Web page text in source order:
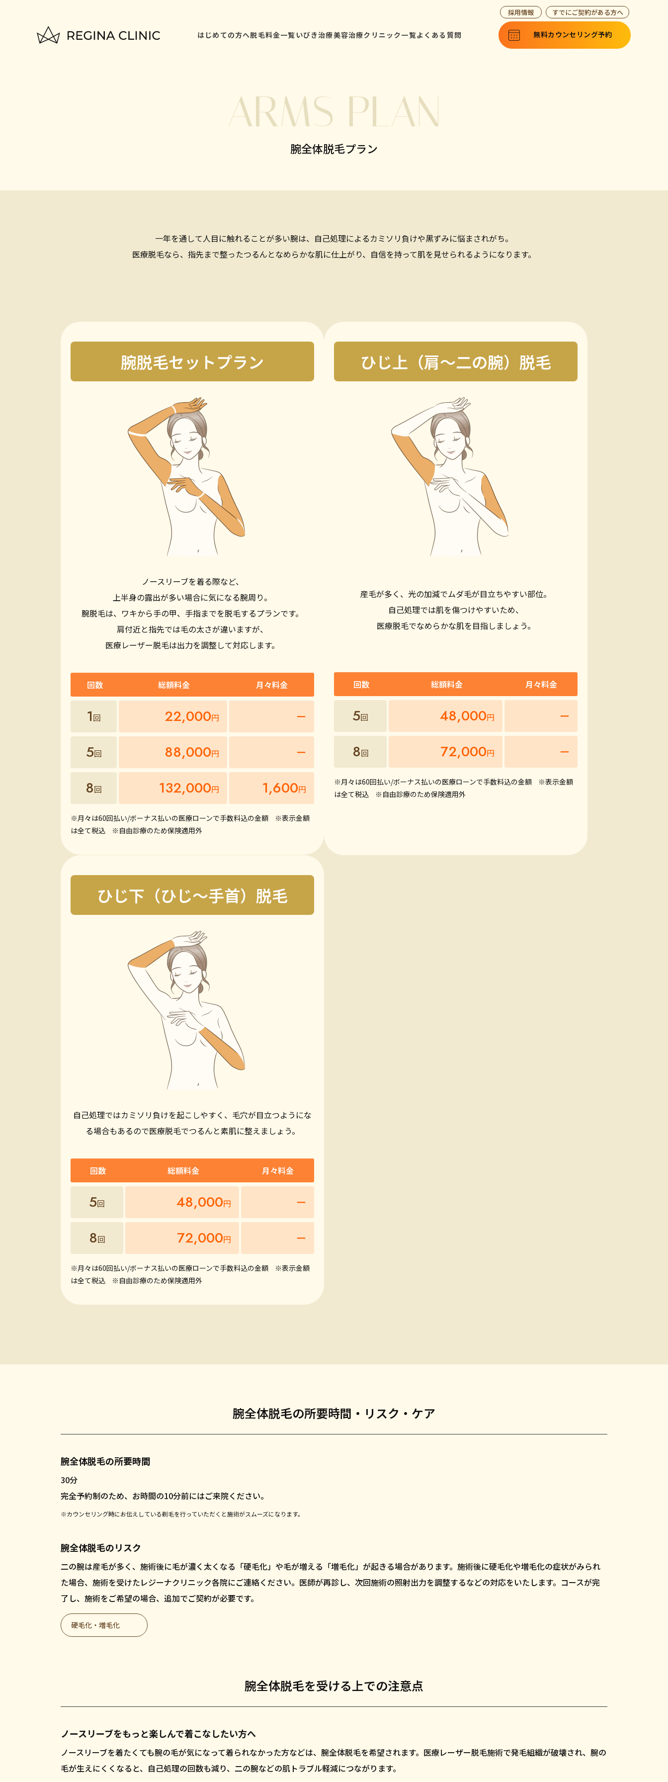
はじめての方へ脱毛料金一覧 いびき治療美容治療クリニック一覧よくある質問
採用情報 すでにご契約がある方へ
無料カウンセリング予約
NIGHTLASE
採用情報
メンズ脱毛はこちら
ARMS PLAN
腕全体脱毛プラン
一年を通して人目に触れることが多い腕は、自己処理によるカミソリ負けや黒ずみに悩まされがち。
医療脱毛なら、指先まで整ったつるんとなめらかな肌に仕上がり、自信を持って肌を見せられるようになります。
腕脱毛セットプラン
ノースリーブを着る際など、
上半身の露出が多い場合に気になる腕周り。
腕脱毛は、ワキから手の甲、手指までを脱毛するプランです。
肩付近と指先では毛の太さが違いますが、
医療レーザー脱毛は出力を調整して対応します。
回数 総額料金 月々料金
1回 22,000円 ー
5回 88,000円 ー
8回 132,000円 1,600円
※月々は60回払い/ボーナス払いの医療ローンで手数料込の金額
※表示金額
は全て税込
※自由診療のため保険適用外
ひじ上（肩〜二の腕）脱毛
産毛が多く、光の加減でムダ毛が目立ちやすい部位。
自己処理では肌を傷つけやすいため、
医療脱毛でなめらかな肌を目指しましょう。
回数 総額料金 月々料金
5回 48,000円 ー
8回 72,000円 ー
※月々は60回払い/ボーナス払いの医療ローンで手数料込の金額
※表示金額
は全て税込
※自由診療のため保険適用外
ひじ下（ひじ〜手首）脱毛
自己処理ではカミソリ負けを起こしやすく、毛穴が目立つようにな
る場合もあるので医療脱毛でつるんと素肌に整えましょう。
回数 総額料金 月々料金
5回 48,000円 ー
8回 72,000円 ー
※月々は60回払い/ボーナス払いの医療ローンで手数料込の金額
※表示金額
は全て税込
※自由診療のため保険適用外
腕全体脱毛の所要時間・リスク・ケア
腕全体脱毛の所要時間
30分
完全予約制のため、お時間の10分前にはご来院ください。
※カウンセリング時にお伝えしている剃毛を行っていただくと施術がスムーズになります。
腕全体脱毛のリスク
二の腕は産毛が多く、施術後に毛が濃く太くなる「硬毛化」や毛が増える「増毛化」が起きる場合があります。施術後に硬毛化や増毛化の症状がみられ
た場合、施術を受けたレジーナクリニック各院にご連絡ください。医師が再診し、次回施術の照射出力を調整するなどの対応をいたします。コースが完
了し、施術をご希望の場合、追加でご契約が必要です。
硬毛化・増毛化
腕全体脱毛を受ける上での注意点
ノースリーブをもっと楽しんで着こなしたい方へ
ノースリーブを着たくても腕の毛が気になって着られなかった方などは、腕全体脱毛を希望されます。医療レーザー脱毛施術で発毛組織が破壊され、腕の
毛が生えにくくなると、自己処理の回数も減り、二の腕などの肌トラブル軽減につながります。